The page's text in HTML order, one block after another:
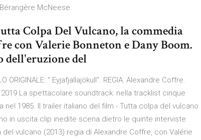
McNeese.
Colpa Del Vulcano, la commedia
con Valerie Bonneton e Dany Boom.
dell'eruzione del
ORIGINALE: " Eyjafjallajökull". REGIA: Alexandre Coffre.
2019 La spettacolare soundtrack: nella tracklist cinque
nel 1985. Il trailer italiano del film - Tutta colpa del vulcano
in uscita clip inedite scena dietro le quinte interviste
vulcano (2013) regia di Alexandre Coffre, con Valérie